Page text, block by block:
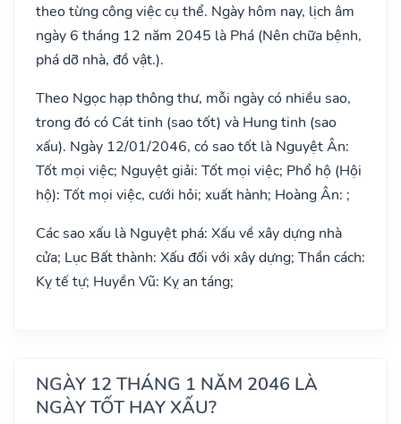
theo từng công việc cụ thể. Ngày hôm nay, lịch âm
ngày 6 tháng 12 năm 2045 là Phá (Nên chữa bệnh,
phá dỡ nhà, đồ vật.).
Theo Ngọc hạp thông thư, mỗi ngày có nhiều sao,
trong đó có Cát tinh (sao tốt) và Hung tinh (sao
xấu). Ngày 12/01/2046, có sao tốt là Nguyệt Ân:
Tốt mọi việc; Nguyệt giải: Tốt mọi việc; Phổ hộ (Hội
hộ): Tốt mọi việc, cưới hỏi; xuất hành; Hoàng Ân: ;
Các sao xấu là Nguyệt phá: Xấu về xây dựng nhà
cửa; Lục Bất thành: Xấu đối với xây dựng; Thần cách:
Kỵ tế tự; Huyền Vũ: Kỵ an táng;
NGÀY 12 THÁNG 1 NĂM 2046 LÀ
NGÀY TỐT HAY XẤU?